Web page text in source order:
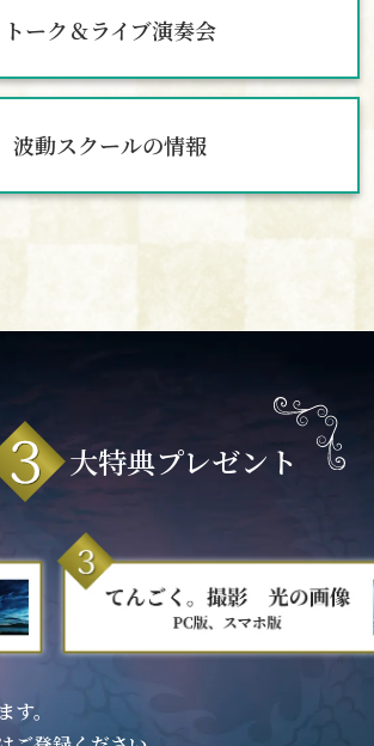
トーク＆ライブ演奏会
波動スクールの情報
大特典プレゼント
。